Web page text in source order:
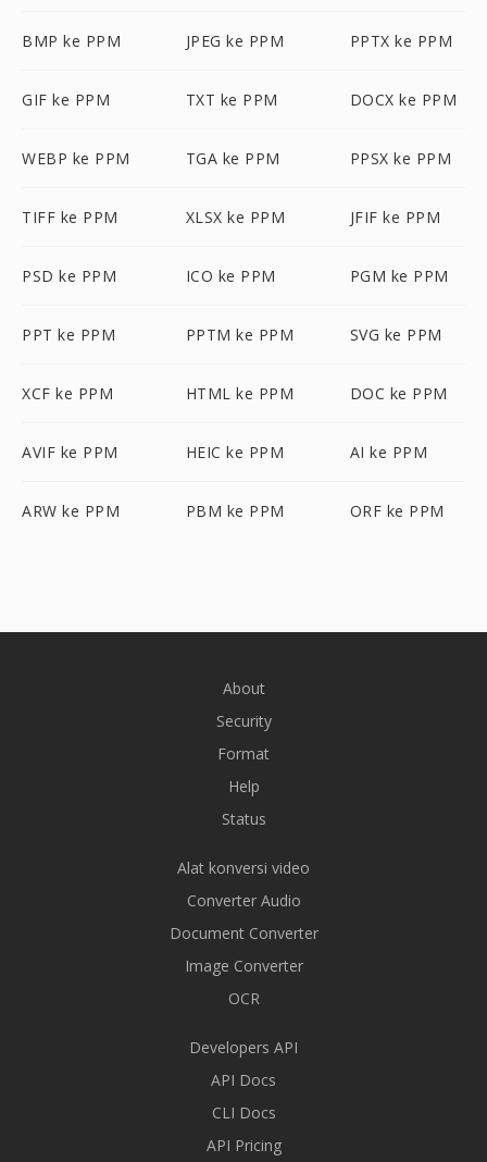
BMP ke PPM JPEG ke PPM PPTX ke PPM
GIF ke PPM TXT ke PPM DOCX ke PPM
WEBP ke PPM TGA ke PPM PPSX ke PPM
TIFF ke PPM XLSX ke PPM JFIF ke PPM
PSD ke PPM ICO ke PPM PGM ke PPM
PPT ke PPM PPTM ke PPM SVG ke PPM
XCF ke PPM HTML ke PPM DOC ke PPM
AVIF ke PPM HEIC ke PPM AI ke PPM
ARW ke PPM PBM ke PPM ORF ke PPM
About
Security
Format
Help
Status
Alat konversi video
Converter Audio
Document Converter
Image Converter
OCR
Developers API
API Docs
CLI Docs
API Pricing